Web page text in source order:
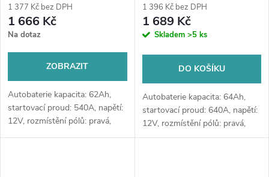
výkup staré baterie při doručení
nebo v prodejně Jinočany
1 377 Kč bez DPH
1 666 Kč
Na dotaz
ZOBRAZIT
Autobaterie kapacita: 62Ah,
startovací proud: 540A, napětí:
12V, rozmístění pólů: pravá,
výkup staré baterie při doručení
nebo v prodejně Jinočany
1 396 Kč bez DPH
1 689 Kč
Skladem >5 ks
DO KOŠÍKU
Autobaterie kapacita: 64Ah,
startovací proud: 640A, napětí:
12V, rozmístění pólů: pravá,
rozměry: 242 x 175 x 190,